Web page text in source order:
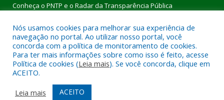
Conheça o PNTP e o Radar da Transparência Pública
Todos os direitos reservados a Prefeitura Municipal de Pau
D’Arco.
Mapa do Site
Acessar Área Administrativa
Nós usamos cookies para melhorar sua experiência de
navegação no portal. Ao utilizar nosso portal, você
concorda com a política de monitoramento de cookies.
Para ter mais informações sobre como isso é feito, acesse
Política de cookies (Leia mais). Se você concorda, clique em
ACEITO.
Leia mais
ACEITO